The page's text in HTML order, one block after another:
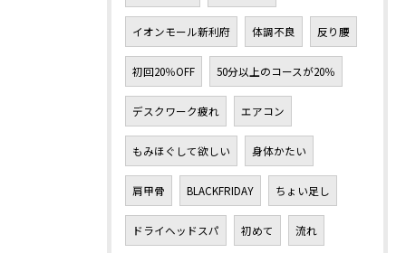
イオンモール新利府 体調不良 反り腰
初回20％OFF 50分以上のコースが20％
デスクワーク疲れ エアコン
もみほぐして欲しい 身体かたい
肩甲骨 BLACKFRIDAY ちょい足し
ドライヘッドスパ 初めて 流れ